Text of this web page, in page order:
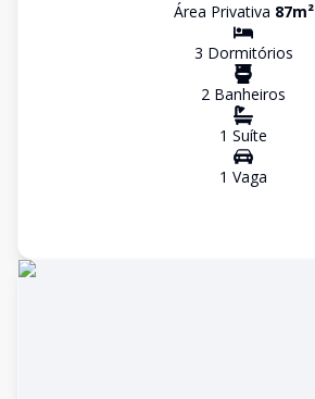
Área Privativa 87m²
3 Dormitórios
2 Banheiros
1 Suíte
1 Vaga